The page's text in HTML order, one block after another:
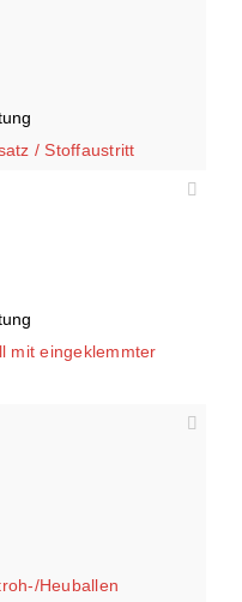
/ Stoffaustritt
mit eingeklemmter
Heuballen